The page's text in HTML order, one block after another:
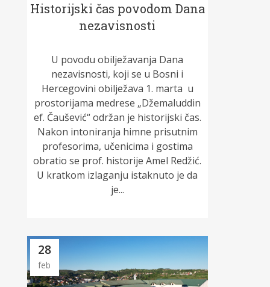
Historijski čas povodom Dana
nezavisnosti
U povodu obilježavanja Dana
nezavisnosti, koji se u Bosni i
Hercegovini obilježava 1. marta u
prostorijama medrese „Džemaluddin
ef. Čaušević“ održan je historijski čas.
Nakon intoniranja himne prisutnim
profesorima, učenicima i gostima
obratio se prof. historije Amel Redžić.
U kratkom izlaganju istaknuto je da
je...
28
feb